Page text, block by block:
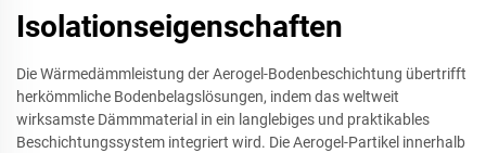
Isolationseigenschaften
Die Wärmedämmleistung der Aerogel-Bodenbeschichtung übertrifft
herkömmliche Bodenbelagslösungen, indem das weltweit
wirksamste Dämmmaterial in ein langlebiges und praktikables
Beschichtungssystem integriert wird. Die Aerogel-Partikel innerhalb